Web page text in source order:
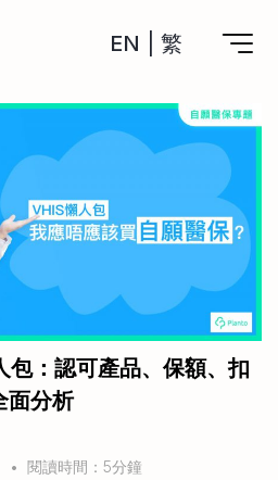
EN 繁
口
積金戶口
款
廣優惠
較
戶口
戶口
易所
戶口
包：認可產品、保額、扣
面分析
• 閱讀時間：5分鐘